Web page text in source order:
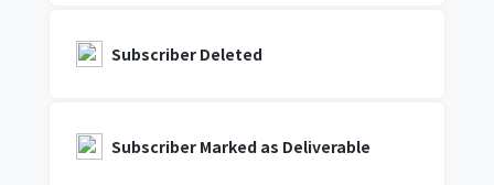
Subscriber Deleted
Subscriber Marked as Deliverable